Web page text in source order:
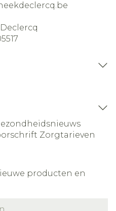
Zorgtarieven
producten en